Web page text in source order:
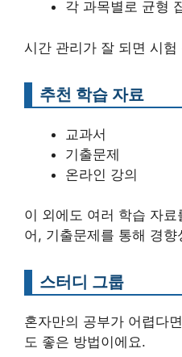
각 과목별로 균형
시간 관리가 잘 되면 시
추천 학습 자료
교과서
기출문제
온라인 강의
이 외에도 여러 학습 자
어, 기출문제를 통해 경
스터디 그룹
혼자만의 공부가 어렵다
도 좋은 방법이에요.